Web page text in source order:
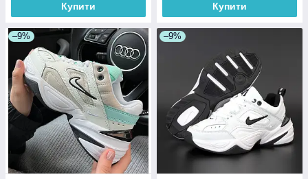
Купити Купити
–9% –9%